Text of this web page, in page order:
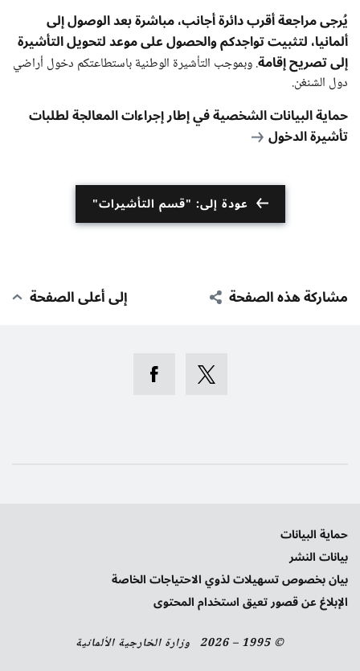
يُرجى مراجعة أقرب دائرة أجانب، مباشرة بعد الوصول إلى
ألمانيا، لتثبيت تواجدكم والحصول على موعد لتحويل التأشيرة
إلى تصريح إقامة. وبموجب التأشيرة الوطنية باستطاعتكم دخول أراضي
دول الشنغن.
حماية البيانات الشخصية في إطار إجراءات المعالجة لطلبات
تأشيرة الدخول
عودة إلى: "قسم التأشيرات"
مشاركة هذه الصفحة إلى أعلى الصفحة
حماية البيانات
بيانات النشر
بيان بخصوص تسهيلات لذوي الاحتياجات الخاصة
الإبلاغ عن قصور تعيق استخدام المحتوى
© 1995 – 2026 وزارة الخارجية الألمانية